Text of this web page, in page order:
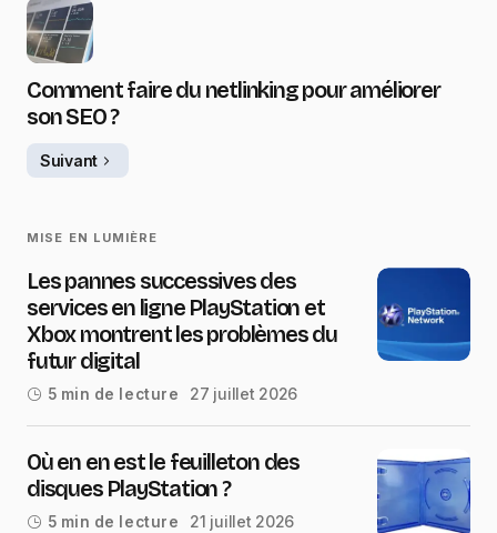
Comment faire du netlinking pour améliorer
son SEO ?
Suivant
MISE EN LUMIÈRE
Les pannes successives des
services en ligne PlayStation et
Xbox montrent les problèmes du
futur digital
5 min de lecture 27 juillet 2026
Où en en est le feuilleton des
disques PlayStation ?
5 min de lecture 21 juillet 2026